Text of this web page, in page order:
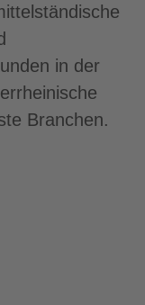
in der
Branchen.